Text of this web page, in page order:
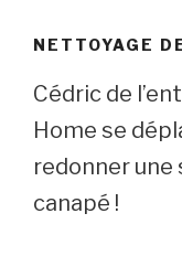
NETTOYAGE
Cédric de
Home se
redonner une
canapé !